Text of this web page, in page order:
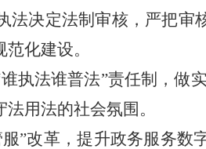
法决定法制审核，严把审
化建设。
谁执法谁普法”责任制，做实
法用法的社会氛围 。
”改革，提升政务服务数